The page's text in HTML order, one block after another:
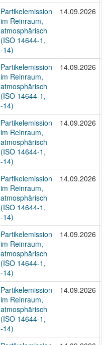
Partikelemission
im Reinraum,
atmosphärisch
(ISO 14644-1,
-14)
14.09.2026
Partikelemission
im Reinraum,
atmosphärisch
(ISO 14644-1,
-14)
14.09.2026
Partikelemission
im Reinraum,
atmosphärisch
(ISO 14644-1,
-14)
14.09.2026
Partikelemission
im Reinraum,
atmosphärisch
(ISO 14644-1,
-14)
14.09.2026
Partikelemission
im Reinraum,
atmosphärisch
(ISO 14644-1,
-14)
14.09.2026
Partikelemission
im Reinraum,
atmosphärisch
(ISO 14644-1,
-14)
14.09.2026